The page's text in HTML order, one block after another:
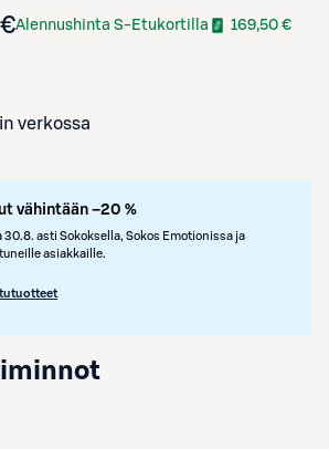
Alennushinta S-Etukortilla 169,50 €
verkossa
vähintään –20 %
asti Sokoksella, Sokos Emotionissa ja
asiakkaille.